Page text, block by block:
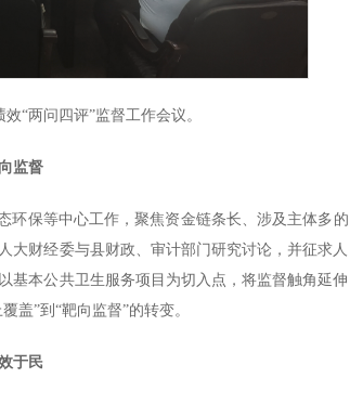
“两问四评”监督工作会议。
监督
环保等中心工作，聚焦资金链条长、涉及主体多的
大财经委与县财政、审计部门研究讨论，并征求人
基本公共卫生服务项目为切入点，将监督触角延伸
盖”到“靶向监督”的转变。
于民